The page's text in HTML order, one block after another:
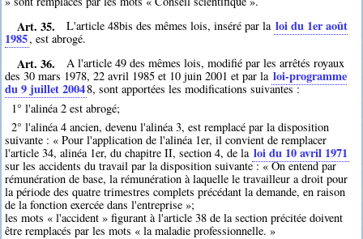
Art. 35. L'article 48bis des mêmes lois, inséré par la loi du 1er août
1985, est abrogé.
Art. 36.
A l'article 49 des mêmes lois, modifié par les arrêtés royaux
des 30 mars 1978, 22 avril 1985 et 10 juin 2001 et par la loi-programme
du 9 juillet 20048, sont apportées les modifications suivantes :
1° l'alinéa 2 est abrogé;
2° l'alinéa 4 ancien, devenu l'alinéa 3, est remplacé par la disposition
suivante : « Pour l'application de l'alinéa 1er, il convient de remplacer
l'article 34, alinéa 1er, du chapitre II, section 4, de la loi du 10 avril 1971
sur les accidents du travail par la disposition suivante : « On entend par
rémunération de base, la rémunération à laquelle le travailleur a droit pour
la période des quatre trimestres complets précédant la demande, en raison
de la fonction exercée dans l'entreprise »;
les mots « l'accident » figurant à l'article 38 de la section précitée doivent
être remplacés par les mots « la maladie professionnelle. »